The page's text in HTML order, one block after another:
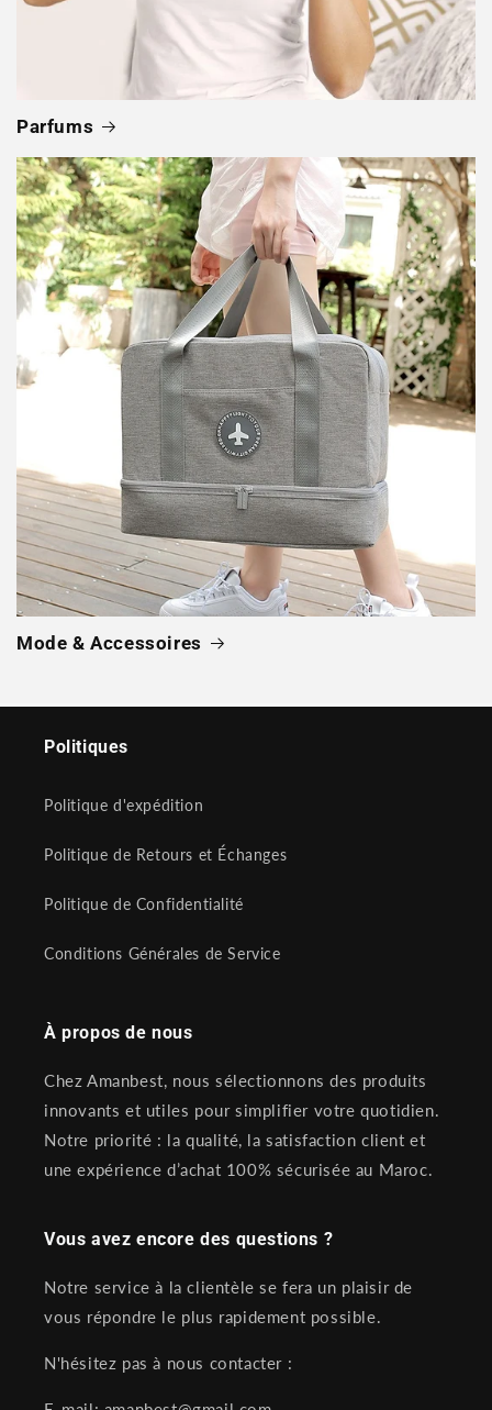
Parfums
Mode & Accessoires
Politiques
Politique d'expédition
Politique de Retours et Échanges
Politique de Confidentialité
Conditions Générales de Service
À propos de nous
Chez Amanbest, nous sélectionnons des produits
innovants et utiles pour simplifier votre quotidien.
Notre priorité : la qualité, la satisfaction client et
une expérience d’achat 100% sécurisée au Maroc.
Vous avez encore des questions ?
Notre service à la clientèle se fera un plaisir de
vous répondre le plus rapidement possible.
N'hésitez pas à nous contacter :